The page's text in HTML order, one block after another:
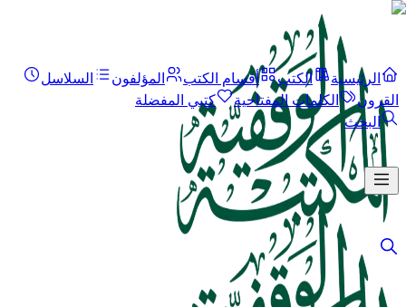
الرئيسية الكتب أقسام الكتب المؤلفون
السلاسل
القرون
الكلمات المفتاحية
كتبي المفضلة
البحث